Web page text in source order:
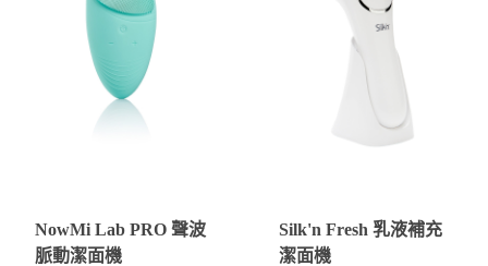
NowMi Lab PRO 聲波
脈動潔面機
Silk'n Fresh 乳液補充
潔面機